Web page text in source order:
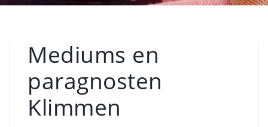
Mediums en
paragnosten
Klimmen